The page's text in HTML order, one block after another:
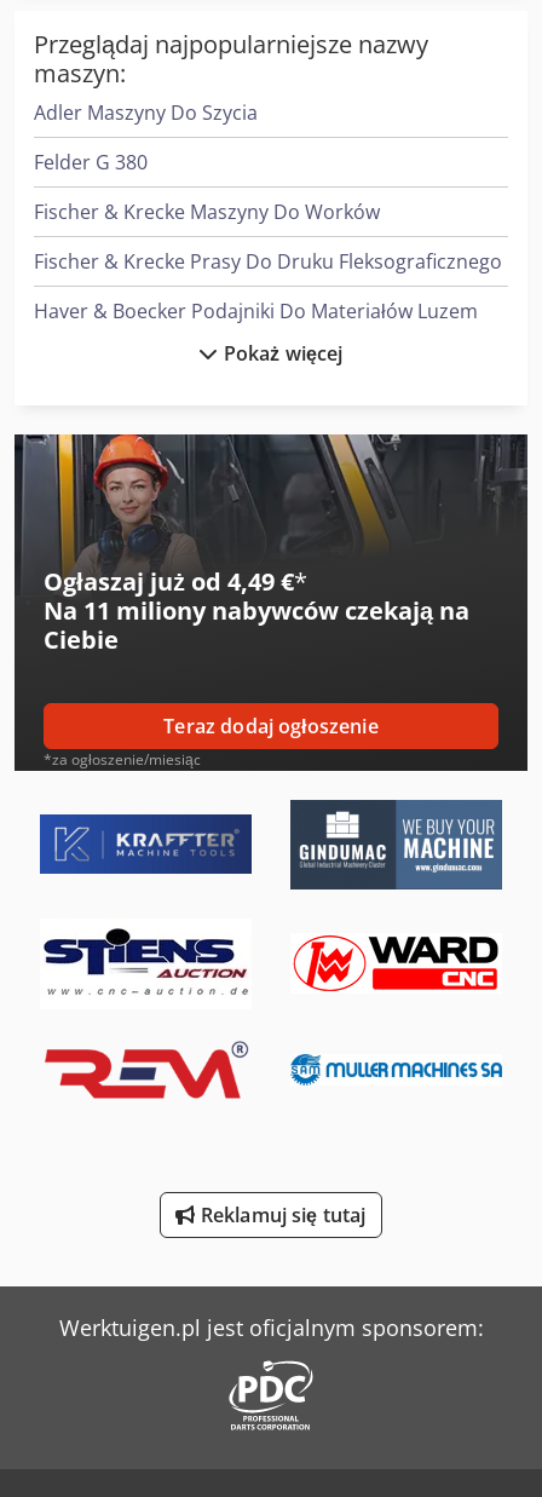
Przeglądaj najpopularniejsze nazwy
maszyn:
Adler Maszyny Do Szycia
Felder G 380
Fischer & Krecke Maszyny Do Worków
Fischer & Krecke Prasy Do Druku Fleksograficznego
Haver & Boecker Podajniki Do Materiałów Luzem
Index Ms22-6
Linde L 10
Linde L 12
Linde L 14
Linde V
Man L 2000
Mark Sprężarki
Rudnick & Enners Rozdrabniarki Do Drewna
Tec Freetec
Tec Rotec
Weinbrenner Tsv 6/3050
Werner & Pfleiderer Kontenery
Pokaż więcej
Ogłaszaj już od 4,49 €*
Na 11 miliony nabywców czekają na
Ciebie
Teraz dodaj ogłoszenie
*za ogłoszenie/miesiąc
Reklamuj się tutaj
Werktuigen.pl jest oficjalnym sponsorem: